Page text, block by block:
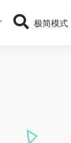
极简模式